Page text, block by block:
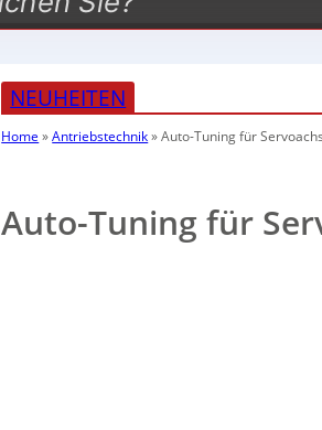
NEUHEITEN
Home »Antriebstechnik»Auto-Tuning für
Auto-Tuning für